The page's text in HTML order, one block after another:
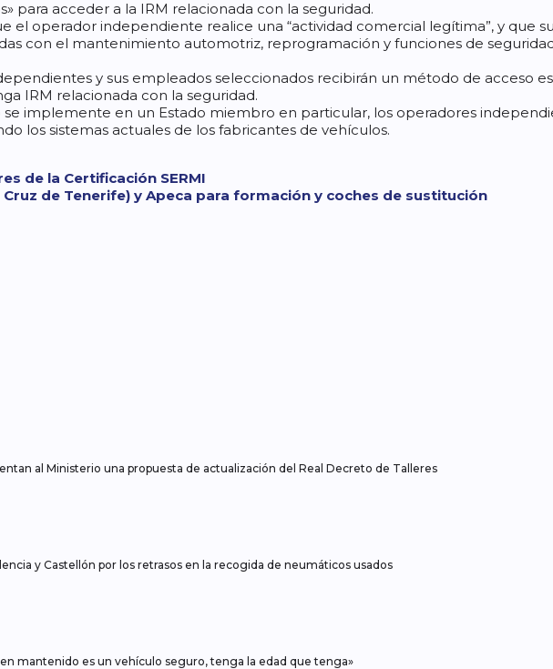
para acceder a la IRM relacionada con la seguridad.
el operador independiente realice una “actividad comercial legítima”, y que
con el mantenimiento automotriz, reprogramación y funciones de
y sus empleados seleccionados recibirán un método de acceso
IRM relacionada con la seguridad.
implemente en un Estado miembro en particular, los operadores
los sistemas actuales de los fabricantes de vehículos.
de la Certificación SERMI
Cruz de Tenerife) y Apeca para formación y coches de sustitución
al Ministerio una propuesta de actualización del Real Decreto de Talleres
y Castellón por los retrasos en la recogida de neumáticos usados
mantenido es un vehículo seguro, tenga la edad que tenga»